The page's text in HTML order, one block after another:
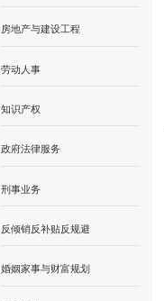
房地产与建设工程
劳动人事
知识产权
政府法律服务
刑事业务
反倾销反补贴反规避
婚姻家事与财富规划